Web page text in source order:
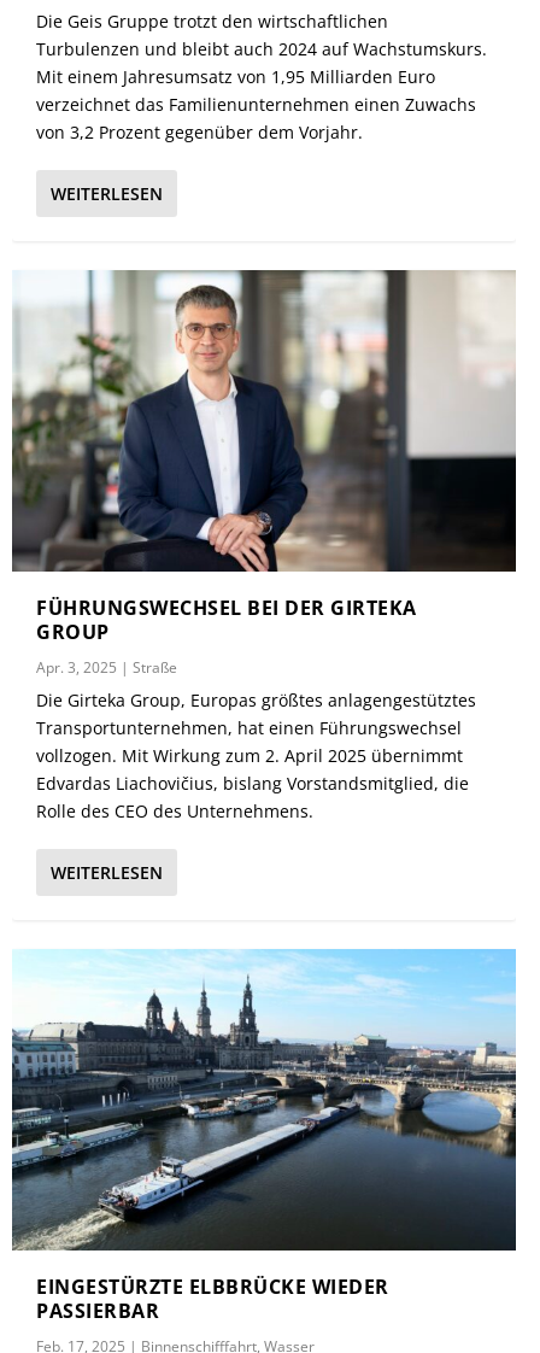
Die Geis Gruppe trotzt den wirtschaftlichen
Turbulenzen und bleibt auch 2024 auf Wachstumskurs.
Mit einem Jahresumsatz von 1,95 Milliarden Euro
verzeichnet das Familienunternehmen einen Zuwachs
von 3,2 Prozent gegenüber dem Vorjahr.
WEITERLESEN
FÜHRUNGSWECHSEL BEI DER GIRTEKA
GROUP
Apr. 3, 2025 |Straße
Die Girteka Group, Europas größtes anlagengestütztes
Transportunternehmen, hat einen Führungswechsel
vollzogen. Mit Wirkung zum 2. April 2025 übernimmt
Edvardas Liachovičius, bislang Vorstandsmitglied, die
Rolle des CEO des Unternehmens.
WEITERLESEN
EINGESTÜRZTE ELBBRÜCKE WIEDER
PASSIERBAR
Feb. 17, 2025 | Binnenschifffahrt,Wasser